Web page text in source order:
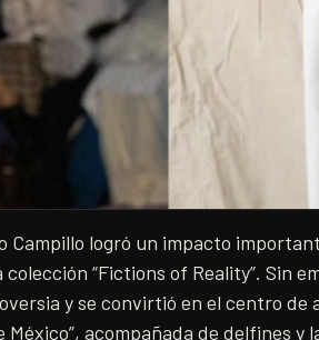
logró un impacto
“Fictions of Reality”. Sin
y se convirtió en el centro de
México”, acompañada de delfines y